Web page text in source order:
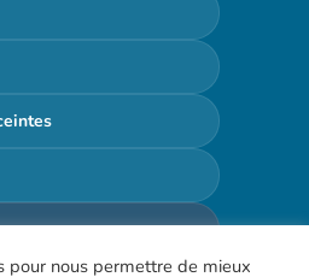
pour nous permettre de mieux